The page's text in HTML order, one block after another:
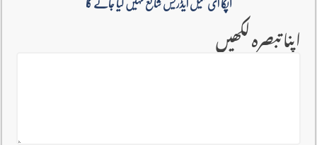
آپکا ای میل ایڈریس شائع نہیں کیا جائے گا
اپنا تبصرہ لکھیں